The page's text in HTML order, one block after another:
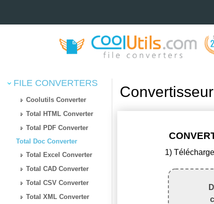
FILE CONVERTERS
Coolutils Converter
Total HTML Converter
Total PDF Converter
Total Doc Converter
Total Excel Converter
Total CAD Converter
Total CSV Converter
Total XML Converter
1)